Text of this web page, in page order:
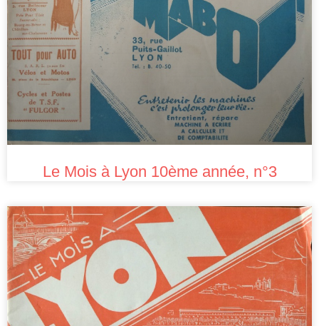
Le Mois à Lyon 10ème année, n°3